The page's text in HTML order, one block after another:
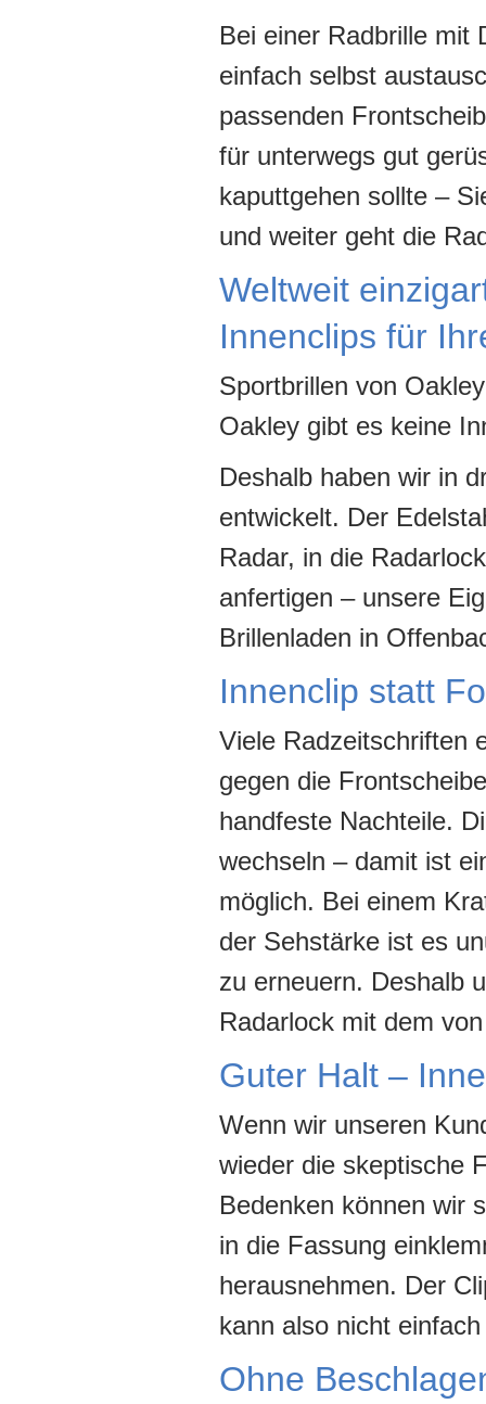
Bei einer Radbrille mit
einfach selbst
passenden
für unterwegs gut
kaputtgehen sollte –
und weiter geht die
Weltweit
Innenclips für
Sportbrillen von
Oakley gibt es keine
Deshalb haben wir in
entwickelt. Der
Radar, in die
anfertigen – unsere
Brillenladen in
Innenclip statt
Viele Radzeitschriften
gegen die
handfeste Nachteile.
wechseln – damit ist
möglich. Bei einem
der Sehstärke ist es
zu erneuern. Deshalb
Radarlock mit dem
Guter Halt –
Wenn wir unseren
wieder die skeptische
Bedenken können wir
in die Fassung
herausnehmen. Der
kann also nicht
Ohne